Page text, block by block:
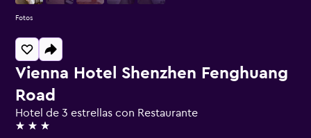
Vienna Hotel Shenzhen Fenghuang
Road
Hotel de 3 estrellas con Restaurante
3 estrellas
Fotos